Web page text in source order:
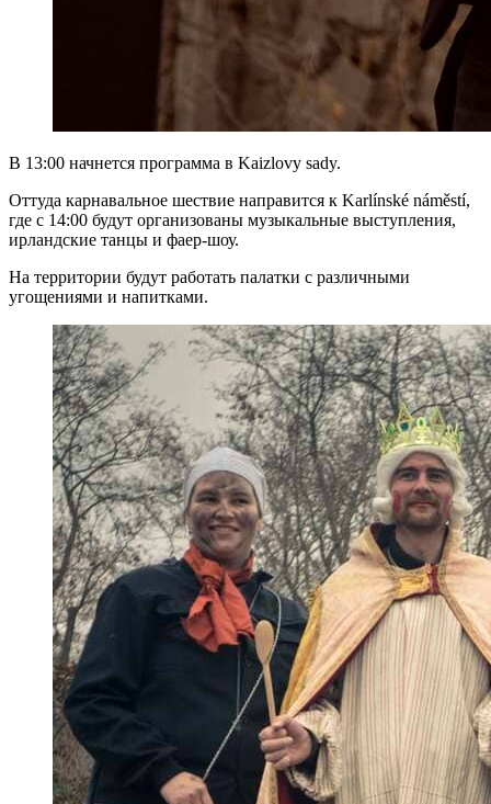
В 13:00 начнется программа в Kaizlovy sady.
Оттуда карнавальное шествие направится к Karlínské náměstí,
где с 14:00 будут организованы музыкальные выступления,
ирландские танцы и фаер-шоу.
На территории будут работать палатки с различными
угощениями и напитками.